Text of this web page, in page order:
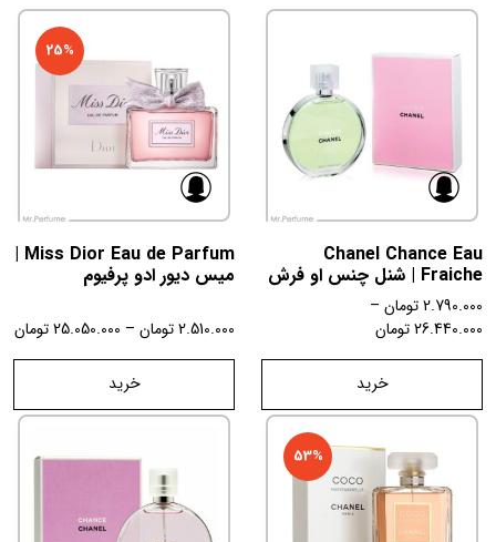
Chanel Chance Eau
Fraiche | شنل چنس او فرش
2.790.000تومان –
26.440.000تومان
خرید
25%
Miss Dior Eau de Parfum |
میس دیور ادو پرفیوم
2.510.000تومان –
25.050.000تومان
خرید
53%